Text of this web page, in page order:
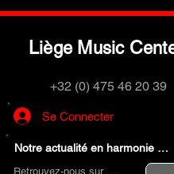
Liège M usic C
+32 (0) 475 46 20 39
Se Connecter
Notre actualité en harmonie …
Retrouvez-nous sur …